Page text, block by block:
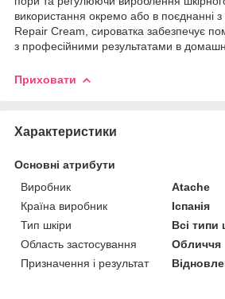
використання окремо або в поєднанні
Repair Cream, сироватка забезпечує
з професійними результатами в
Приховати
Характеристики
Основні атрибути
Виробник
Atache
Країна виробник
Іспанія
Тип шкіри
Всі
Область застосування
Обличчя
Призначення і результат